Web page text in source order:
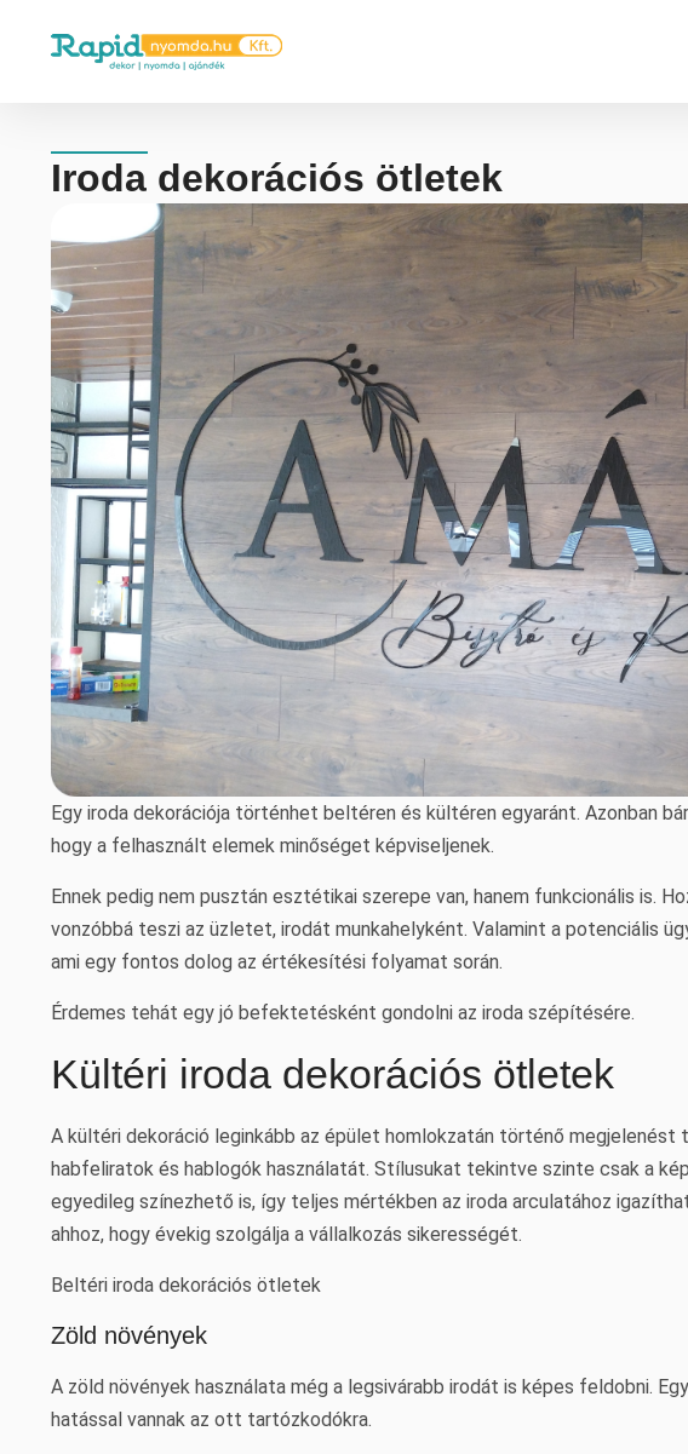
Iroda dekorációs ötletek
Egy iroda dekorációja történhet beltéren és kültéren egyaránt. Azonban
hogy a felhasznált elemek minőséget képviseljenek.
Ennek pedig nem pusztán esztétikai szerepe van, hanem funkcionális is.
vonzóbbá teszi az üzletet, irodát munkahelyként. Valamint a potenciális
ami egy fontos dolog az értékesítési folyamat során.
Érdemes tehát egy jó befektetésként gondolni az iroda szépítésére.
Kültéri iroda dekorációs ötletek
A kültéri dekoráció leginkább az épület homlokzatán történő megjelenést
habfeliratok és hablogók használatát. Stílusukat tekintve szinte csak a
egyedileg színezhető is, így teljes mértékben az iroda arculatához
ahhoz, hogy évekig szolgálja a vállalkozás sikerességét.
Beltéri iroda dekorációs ötletek
Zöld növények
A zöld növények használata még a legsivárabb irodát is képes feldobni.
hatással vannak az ott tartózkodókra.